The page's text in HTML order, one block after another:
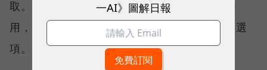
取。對這些組織而言，問題並不是雲端好不好
用，而是一開始就沒有把核心資料全面上雲的選
項。
一AI》圖解日報